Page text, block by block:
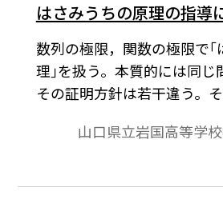
はさみうちの原理の指導
数列の極限，関数の極限で｢
理｣を扱う。本質的には同じ
その証明方針は若干違う。
ンあればよいと感じる所が
は，「Tosho数式エディタ
山口県立岩国高等学